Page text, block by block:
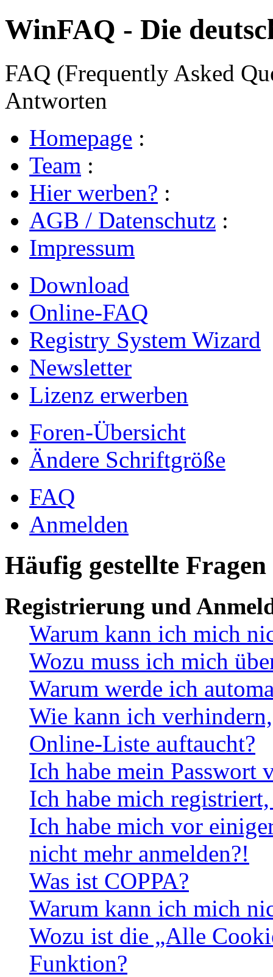
WinFAQ - Die
FAQ (Frequently Asked
Antworten
Homepage :
Team :
Hier werben? :
AGB / Datenschutz :
Impressum
Download
Online-FAQ
Registry System Wizard
Newsletter
Lizenz erwerben
Foren-Übersicht
Ändere Schriftgröße
FAQ
Anmelden
Häufig gestellte Fragen
Registrierung und
Warum kann ich mich
Wozu muss ich mich
Warum werde ich
Wie kann ich
Online-Liste auftaucht?
Ich habe mein Passwort
Ich habe mich
Ich habe mich vor
nicht mehr anmelden?!
Was ist COPPA?
Warum kann ich mich
Wozu ist die „Alle
Funktion?